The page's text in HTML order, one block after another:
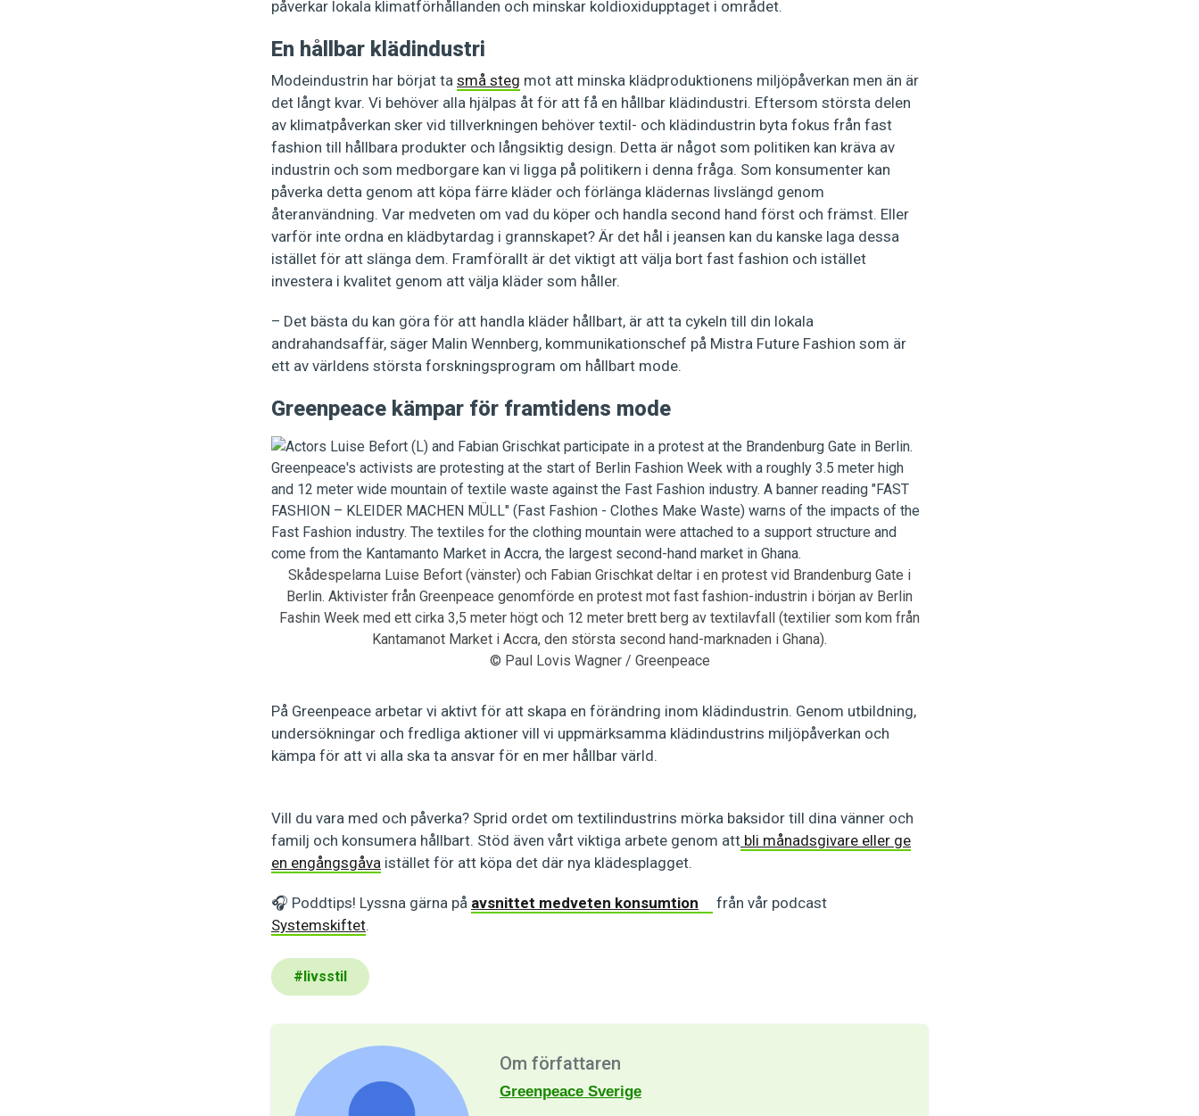
påverkar lokala klimatförhållanden och minskar koldioxidupptaget i området.
En hållbar klädindustri
Modeindustrin har börjat ta små steg mot att minska klädproduktionens miljöpåverkan men än är
det långt kvar. Vi behöver alla hjälpas åt för att få en hållbar klädindustri. Eftersom största delen
av klimatpåverkan sker vid tillverkningen behöver textil- och klädindustrin byta fokus från fast
fashion till hållbara produkter och långsiktig design. Detta är något som politiken kan kräva av
industrin och som medborgare kan vi ligga på politikern i denna fråga. Som konsumenter kan
påverka detta genom att köpa färre kläder och förlänga klädernas livslängd genom
återanvändning. Var medveten om vad du köper och handla second hand först och främst. Eller
varför inte ordna en klädbytardag i grannskapet? Är det hål i jeansen kan du kanske laga dessa
istället för att slänga dem. Framförallt är det viktigt att välja bort fast fashion och istället
investera i kvalitet genom att välja kläder som håller.
– Det bästa du kan göra för att handla kläder hållbart, är att ta cykeln till din lokala
andrahandsaffär, säger Malin Wennberg, kommunikationschef på Mistra Future Fashion som är
ett av världens största forskningsprogram om hållbart mode.
Greenpeace kämpar för framtidens mode
Skådespelarna Luise Befort (vänster) och Fabian Grischkat deltar i en protest vid Brandenburg Gate i
Berlin. Aktivister från Greenpeace genomförde en protest mot fast fashion-industrin i början av Berlin
Fashin Week med ett cirka 3,5 meter högt och 12 meter brett berg av textilavfall (textilier som kom från
Kantamanot Market i Accra, den största second hand-marknaden i Ghana).
© Paul Lovis Wagner / Greenpeace
På Greenpeace arbetar vi aktivt för att skapa en förändring inom klädindustrin. Genom utbildning,
undersökningar och fredliga aktioner vill vi uppmärksamma klädindustrins miljöpåverkan och
kämpa för att vi alla ska ta ansvar för en mer hållbar värld.
Vill du vara med och påverka? Sprid ordet om textilindustrins mörka baksidor till dina vänner och
familj och konsumera hållbart. Stöd även vårt viktiga arbete genom att bli månadsgivare eller ge
en engångsgåva istället för att köpa det där nya klädesplagget.
🎧 Poddtips! Lyssna gärna på avsnittet medveten konsumtion
från vår podcast
Systemskiftet.
#livsstil
Om författaren
Greenpeace Sverige